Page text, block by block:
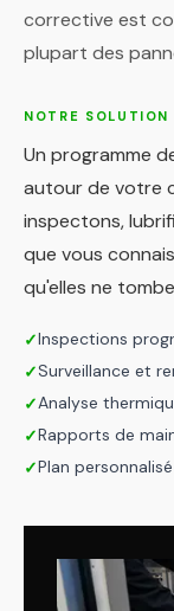
corrective est
plupart des
NOTRE SOLUTION
Un programme
autour de votre
inspectons,
que vous
qu'elles ne
✓Inspections
✓Surveillance et
✓Analyse
✓Rapports de
✓Plan